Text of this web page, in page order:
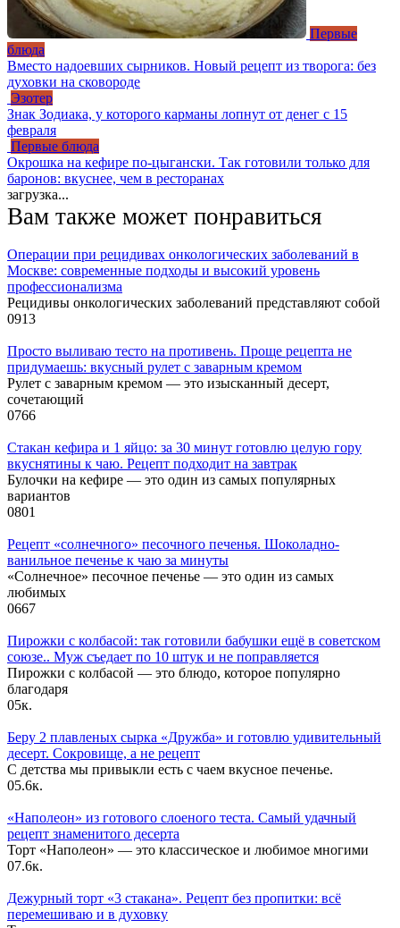
Первые
блюда
Вместо надоевших сырников. Новый рецепт из творога: без
духовки на сковороде
Эзотер
Знак Зодиака, у которого карманы лопнут от денег с 15
февраля
Первые блюда
Окрошка на кефире по-цыгански. Так готовили только для
баронов: вкуснее, чем в ресторанах
загрузка...
Вам также может понравиться
Операции при рецидивах онкологических заболеваний в
Москве: современные подходы и высокий уровень
профессионализма
Рецидивы онкологических заболеваний представляют собой
0913
Просто выливаю тесто на противень. Проще рецепта не
придумаешь: вкусный рулет с заварным кремом
Рулет с заварным кремом — это изысканный десерт,
сочетающий
0766
Стакан кефира и 1 яйцо: за 30 минут готовлю целую гору
вкуснятины к чаю. Рецепт подходит на завтрак
Булочки на кефире — это один из самых популярных
вариантов
0801
Рецепт «солнечного» песочного печенья. Шоколадно-
ванильное печенье к чаю за минуты
«Солнечное» песочное печенье — это один из самых
любимых
0667
Пирожки с колбасой: так готовили бабушки ещё в советском
союзе.. Муж съедает по 10 штук и не поправляется
Пирожки с колбасой — это блюдо, которое популярно
благодаря
05к.
Беру 2 плавленых сырка «Дружба» и готовлю удивительный
десерт. Сокровище, а не рецепт
С детства мы привыкли есть с чаем вкусное печенье.
05.6к.
«Наполеон» из готового слоеного теста. Самый удачный
рецепт знаменитого десерта
Торт «Наполеон» — это классическое и любимое многими
07.6к.
Дежурный торт «3 стакана». Рецепт без пропитки: всё
перемешиваю и в духовку